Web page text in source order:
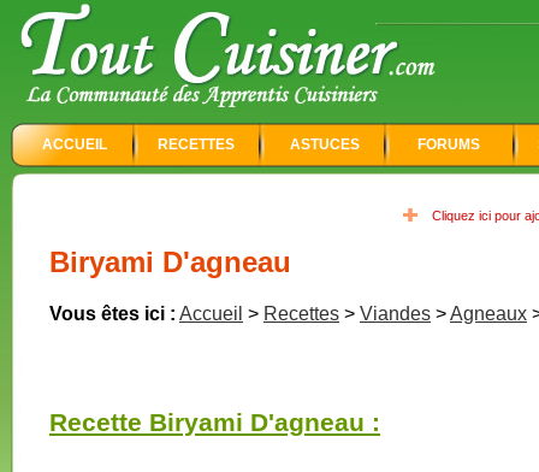
ACCUEIL RECETTES ASTUCES FORUMS
Cliquez ici pour
Biryami D'agneau
Vous êtes ici : Accueil > Recettes > Viandes >Agneaux
Recette Biryami D'agneau :